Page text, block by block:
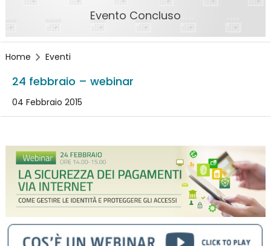
Evento Concluso
Home Eventi
24 febbraio – webinar
04 Febbraio 2015